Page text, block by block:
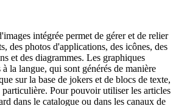
intégrée permet de gérer et de relier
des photos d'applications, des icônes, des
et des diagrammes. Les graphiques
la langue, qui sont générés de manière
sur la base de jokers et de blocs de texte,
Pour pouvoir utiliser les articles
dans le catalogue ou dans les canaux de